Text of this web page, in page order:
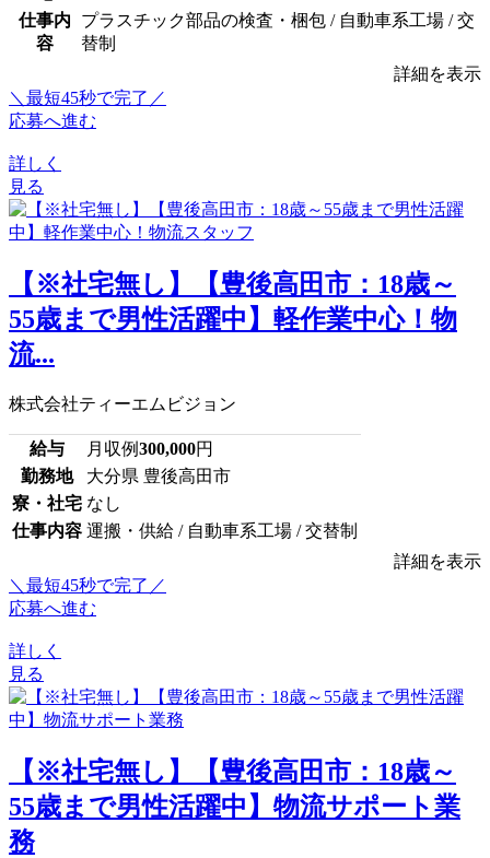
仕事内
容
プラスチック部品の検査・梱包 / 自動車系工場 / 交
替制
詳細を表示
＼最短45秒で完了／
応募へ進む
詳しく
見る
【※社宅無し】【豊後高田市：18歳～
55歳まで男性活躍中】軽作業中心！物
流...
株式会社ティーエムビジョン
給与 月収例300,000円
勤務地
大分県 豊後高田市
寮・社宅 なし
仕事内容 運搬・供給 / 自動車系工場 / 交替制
詳細を表示
＼最短45秒で完了／
応募へ進む
詳しく
見る
【※社宅無し】【豊後高田市：18歳～
55歳まで男性活躍中】物流サポート業
務